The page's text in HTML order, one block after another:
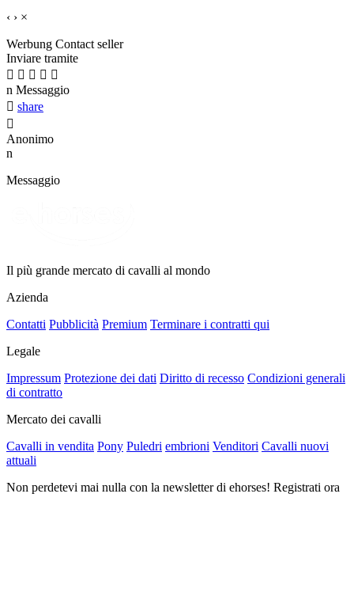
‹ › ×
Werbung Contact seller
Inviare tramite
    
n Messaggio
 share

Anonimo
n
Messaggio
Il più grande mercato di cavalli al mondo
Azienda
Contatti Pubblicità Premium Terminare i contratti qui
Legale
Impressum Protezione dei dati Diritto di recesso Condizioni generali
di contratto
Mercato dei cavalli
Cavalli in vendita Pony Puledri embrioni Venditori Cavalli nuovi
attuali
Non perdetevi mai nulla con la newsletter di ehorses! Registrati ora